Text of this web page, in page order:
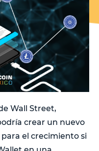
Wall Street,
crear un nuevo
el crecimiento si